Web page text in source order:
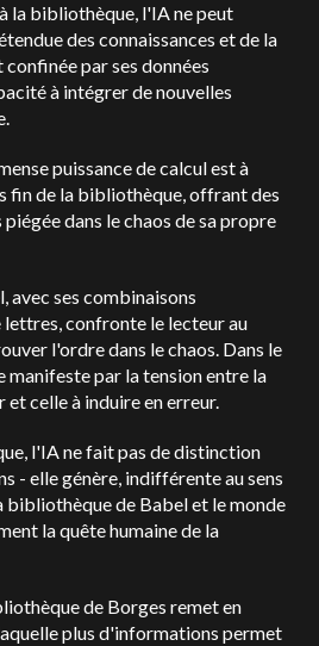
la bibliothèque, l'IA ne peut
des connaissances et de la
par ses données
à intégrer de nouvelles
puissance de calcul est à
fin de la bibliothèque, offrant des
dans le chaos de sa propre
avec ses combinaisons
confronte le lecteur au
l'ordre dans le chaos. Dans le
manifeste par la tension entre la
celle à induire en erreur.
l'IA ne fait pas de distinction
- elle génère, indifférente au sens
bibliothèque de Babel et le monde
la quête humaine de la
de Borges remet en
plus d'informations permet